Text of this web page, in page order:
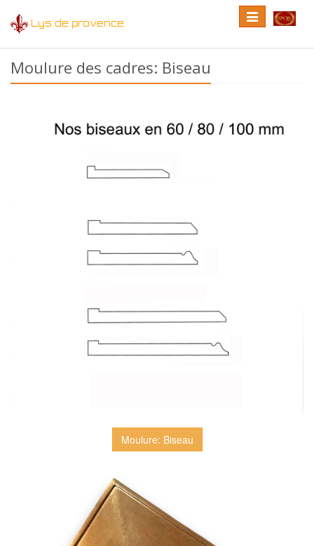
Lys de provence
Toggle
language
Toggle
navigation
Moulure des cadres: Biseau
Moulure: Biseau